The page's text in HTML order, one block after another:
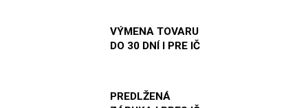
VÝMENA TOVARU
DO 30 DNÍ I PRE IČ
PREDLŽENÁ